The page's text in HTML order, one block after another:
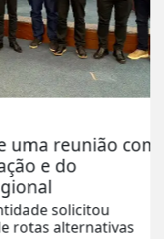
reunião com
do
solicitou
alternativas